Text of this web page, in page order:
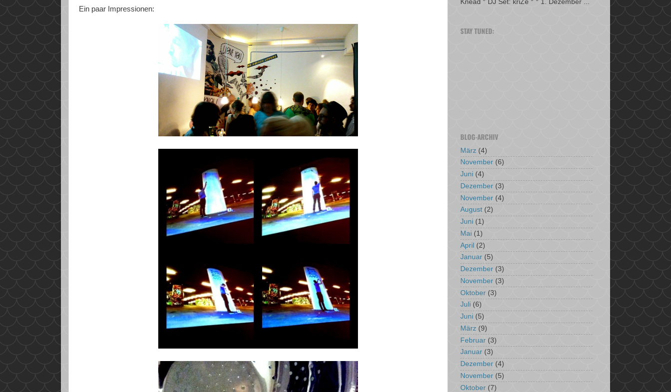
Ein paar Impressionen:
Knead ° DJ Set: kriZe ° ° 1. Dezember ...
STAY TUNED:
BLOG-ARCHIV
März (4)
November (6)
Juni (4)
Dezember (3)
November (4)
August (2)
Juni (1)
Mai (1)
April (2)
Januar (5)
Dezember (3)
November (3)
Oktober (3)
Juli (6)
Juni (5)
März (9)
Februar (3)
Januar (3)
Dezember (4)
November (5)
Oktober (7)